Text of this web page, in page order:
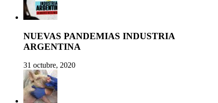
NUEVAS PANDEMIAS INDUSTRIA
ARGENTINA
31 octubre, 2020